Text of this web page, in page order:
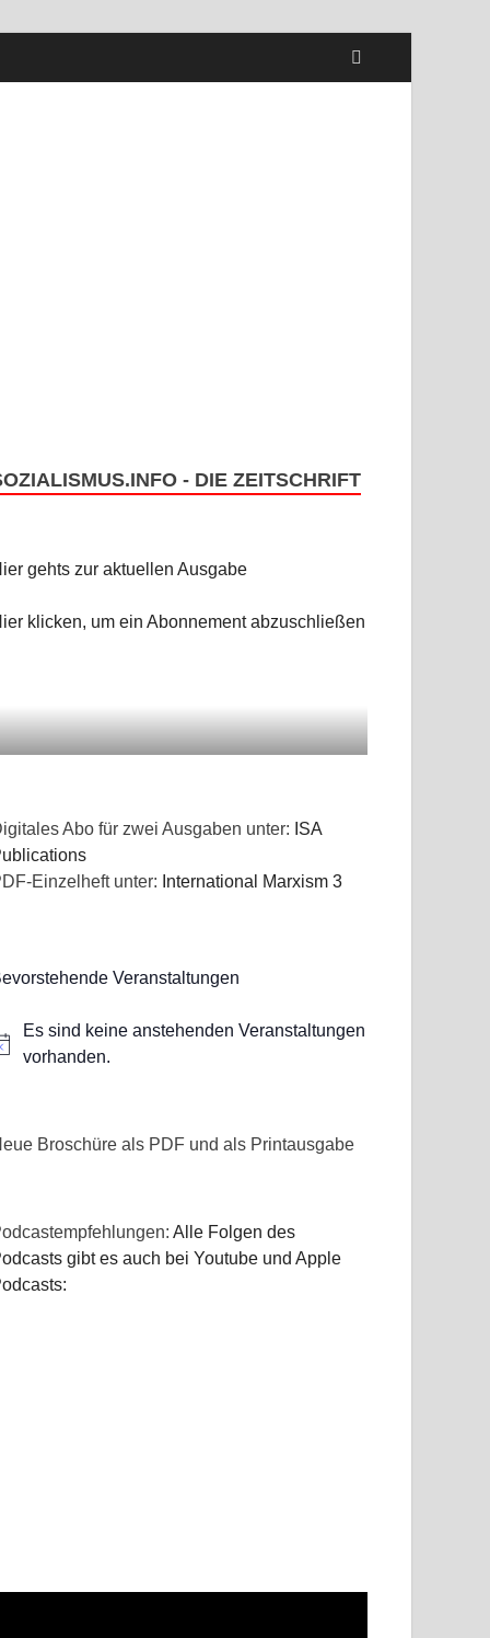
- DIE ZEITSCHRIFT
gehts zur aktuellen Ausgabe
klicken, um ein Abonnement abzuschließen
Abo für zwei Ausgaben unter: ISA
Einzelheft unter: International Marxism 3
Veranstaltungen
Es sind keine anstehenden Veranstaltungen
vorhanden.
Broschüre als PDF und als Printausgabe
Alle Folgen des
gibt es auch bei Youtube und Apple